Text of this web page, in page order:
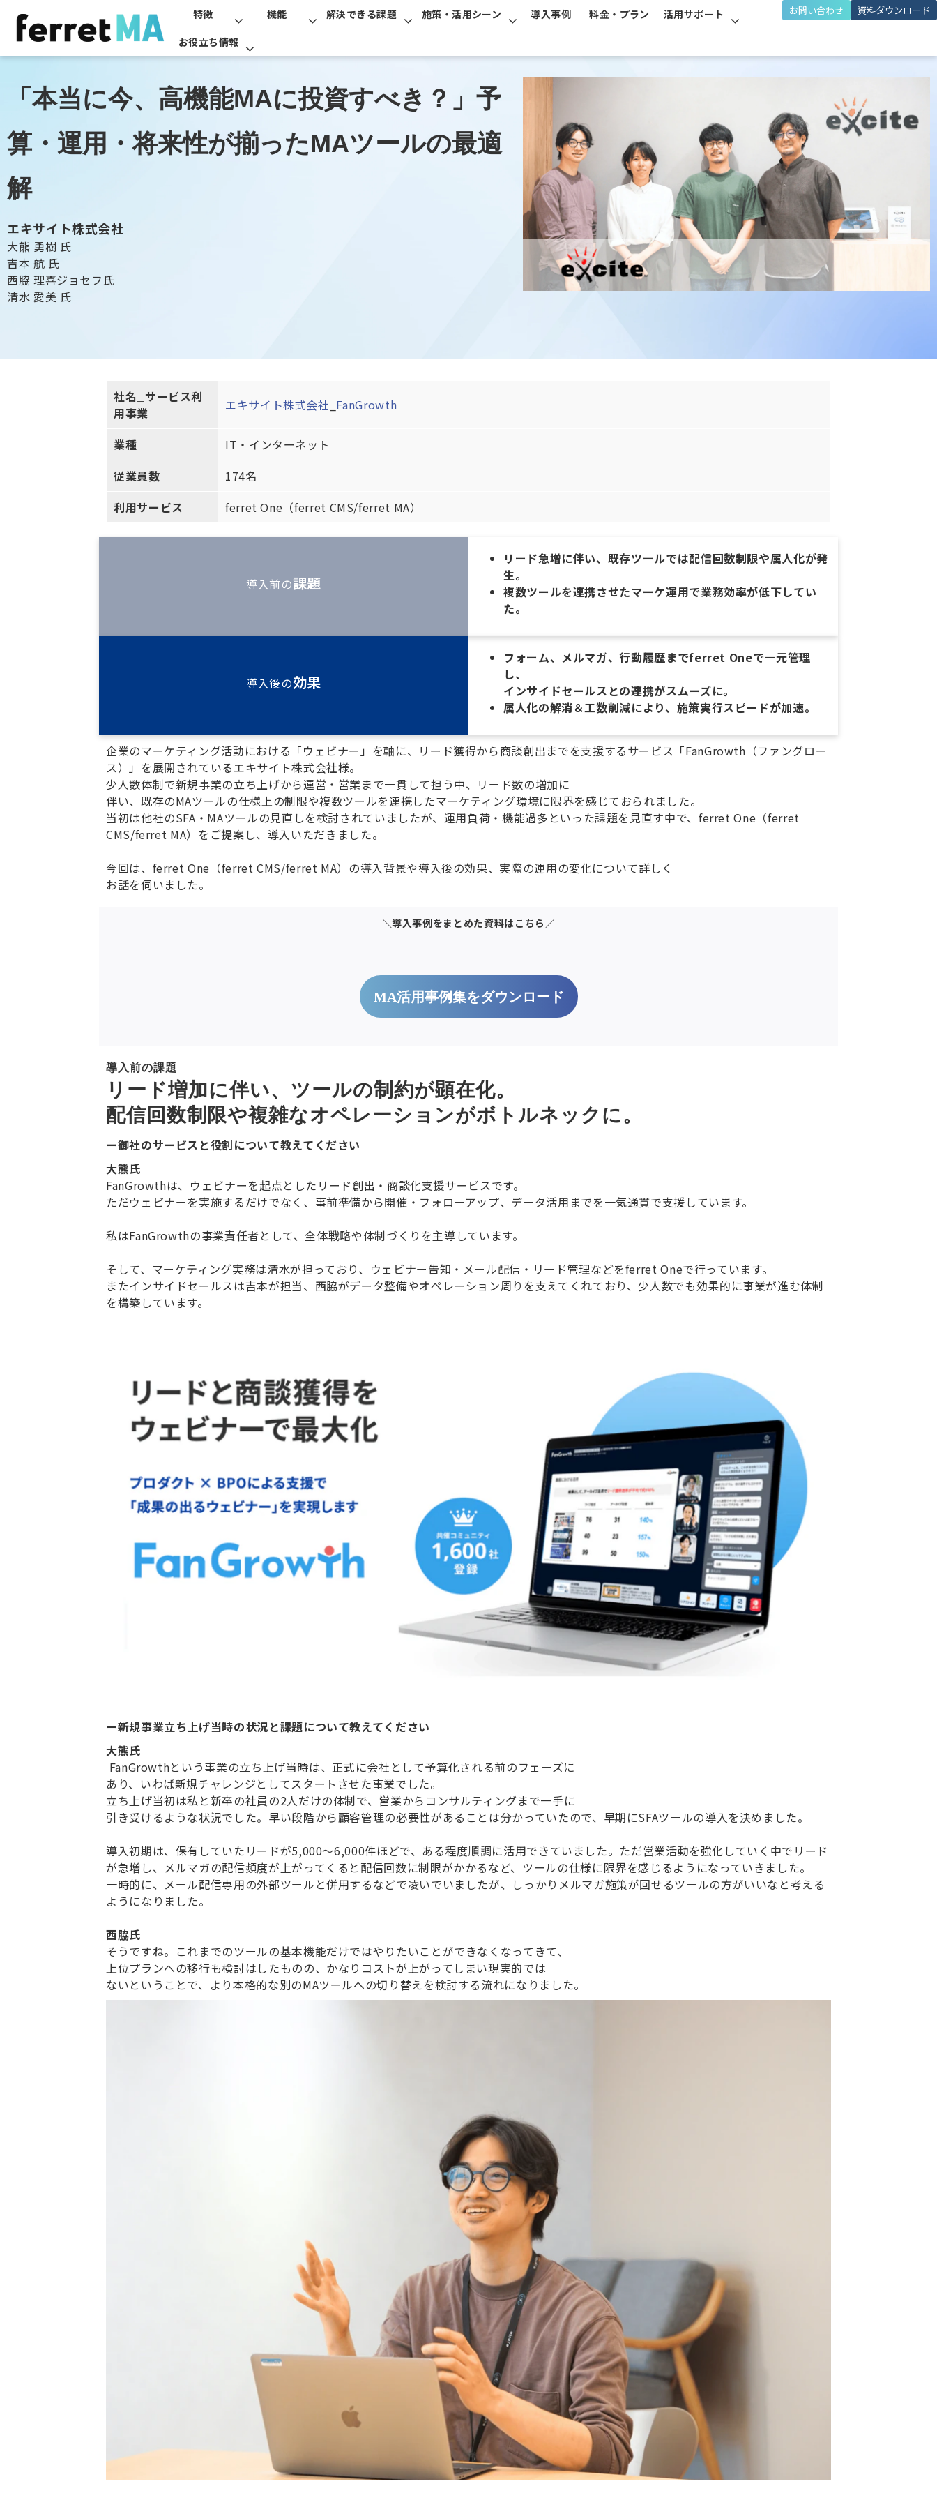
特徴 機能 解決できる課題 施策・活用シーン 導入事例 料金・プラン
活用サポート
お役立ち情報
お問い合わせ 資料ダウンロード
「本当に今、高機能MAに投資すべき？」予
算・運用・将来性が揃ったMAツールの最適
解
エキサイト株式会社
大熊 勇樹 氏
吉本 航 氏
西脇 理喜ジョセフ氏
清水 愛美 氏
社名_サービス利
用事業
エキサイト株式会社 FanGrowth
業種
IT・インターネット
従業員数
174名
利用サービス
ferret One（ferret CMS/ferret MA）
導入前の課題
リード急増に伴い、既存ツールでは配信回数制限や属人化が発
生。
複数ツールを連携させたマーケ運用で業務効率が低下してい
た。
導入後の効果
フォーム、メルマガ、行動履歴までferret Oneで一元管理
し、
インサイドセールスとの連携がスムーズに。
属人化の解消＆工数削減により、施策実行スピードが加速。
企業のマーケティング活動における「ウェビナー」を軸に、リード獲得から商談創出までを支援するサービス「FanGrowth（ファングロー
ス）」を展開されているエキサイト株式会社様。
少人数体制で新規事業の立ち上げから運営・営業まで一貫して担う中、リード数の増加に
伴い、既存のMAツールの仕様上の制限や複数ツールを連携したマーケティング環境に限界を感じておられました。
当初は他社のSFA・MAツールの見直しを検討されていましたが、運用負荷・機能過多といった課題を見直す中で、ferret One（ferret
CMS/ferret MA）をご提案し、導入いただきました。
今回は、ferret One（ferret CMS/ferret MA）の導入背景や導入後の効果、実際の運用の変化について詳しく
お話を伺いました。
＼導入事例をまとめた資料はこちら／
MA活用事例集をダウンロード
導入前の課題
リード増加に伴い、ツールの制約が顕在化。
配信回数制限や複雑なオペレーションがボトルネックに。
ー御社のサービスと役割について教えてください
大熊氏
FanGrowthは、ウェビナーを起点としたリード創出・商談化支援サービスです。
ただウェビナーを実施するだけでなく、事前準備から開催・フォローアップ、データ活用までを一気通貫で支援しています。
私はFanGrowthの事業責任者として、全体戦略や体制づくりを主導しています。
そして、マーケティング実務は清水が担っており、ウェビナー告知・メール配信・リード管理などをferret Oneで行っています。
またインサイドセールスは吉本が担当、西脇がデータ整備やオペレーション周りを支えてくれており、少人数でも効果的に事業が進む体制
を構築しています。
ー新規事業立ち上げ当時の状況と課題について教えてください
大熊氏
FanGrowthという事業の立ち上げ当時は、正式に会社として予算化される前のフェーズに
あり、いわば新規チャレンジとしてスタートさせた事業でした。
立ち上げ当初は私と新卒の社員の2人だけの体制で、営業からコンサルティングまで一手に
引き受けるような状況でした。早い段階から顧客管理の必要性があることは分かっていたので、早期にSFAツールの導入を決めました。
導入初期は、保有していたリードが5,000〜6,000件ほどで、ある程度順調に活用できていました。ただ営業活動を強化していく中でリード
が急増し、メルマガの配信頻度が上がってくると配信回数に制限がかかるなど、ツールの仕様に限界を感じるようになっていきました。
一時的に、メール配信専用の外部ツールと併用するなどで凌いでいましたが、しっかりメルマガ施策が回せるツールの方がいいなと考える
ようになりました。
西脇氏
そうですね。これまでのツールの基本機能だけではやりたいことができなくなってきて、
上位プランへの移行も検討はしたものの、かなりコストが上がってしまい現実的では
ないということで、より本格的な別のMAツールへの切り替えを検討する流れになりました。